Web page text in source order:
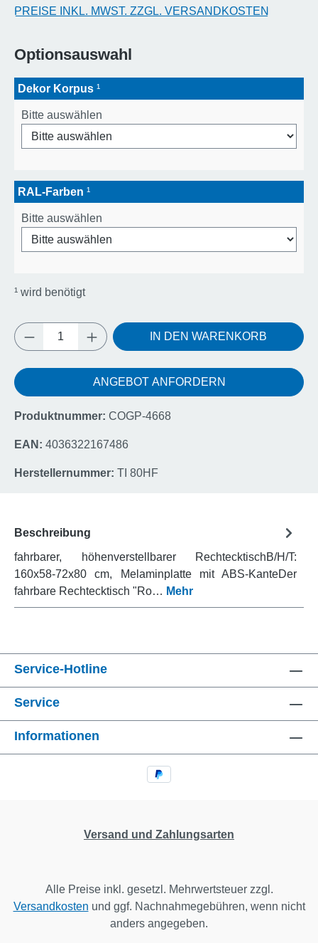
PREISE INKL. MWST. ZZGL. VERSANDKOSTEN
Optionsauswahl
Dekor Korpus ¹
Bitte auswählen
RAL-Farben ¹
Bitte auswählen
¹ wird benötigt
Produkt Anzahl: Gib den gewünschten
IN DEN WARENKORB
ANGEBOT ANFORDERN
Produktnummer: COGP-4668
EAN: 4036322167486
Herstellernummer: TI 80HF
Beschreibung
fahrbarer, höhenverstellbarer RechtecktischB/H/T:
160x58-72x80 cm, Melaminplatte mit ABS-KanteDer
fahrbare Rechtecktisch "Ro… Mehr
Service-Hotline
Service
Informationen
Versand und Zahlungsarten
Alle Preise inkl. gesetzl. Mehrwertsteuer zzgl.
Versandkosten und ggf. Nachnahmegebühren, wenn nicht
anders angegeben.